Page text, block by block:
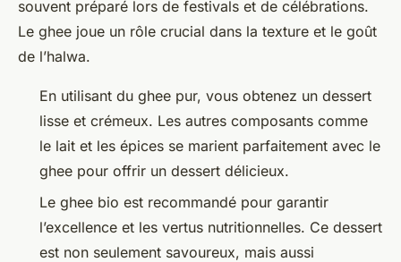
souvent préparé lors de festivals et de célébrations.
Le ghee joue un rôle crucial dans la texture et le goût
de l’halwa.
En utilisant du ghee pur, vous obtenez un dessert
lisse et crémeux. Les autres composants comme
le lait et les épices se marient parfaitement avec le
ghee pour offrir un dessert délicieux.
Le ghee bio est recommandé pour garantir
l’excellence et les vertus nutritionnelles. Ce dessert
est non seulement savoureux, mais aussi